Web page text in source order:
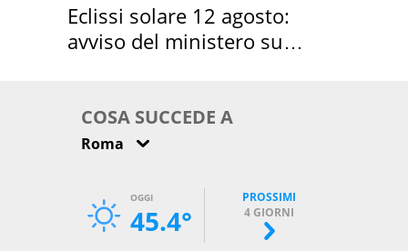
Eclissi solare 12 agosto:
avviso del ministero su